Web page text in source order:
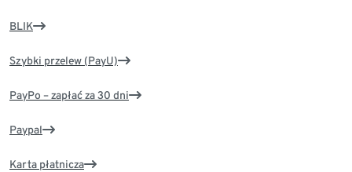
BLIK
Szybki przelew (PayU)
PayPo – zapłać za 30 dni
Paypal
Karta płatnicza